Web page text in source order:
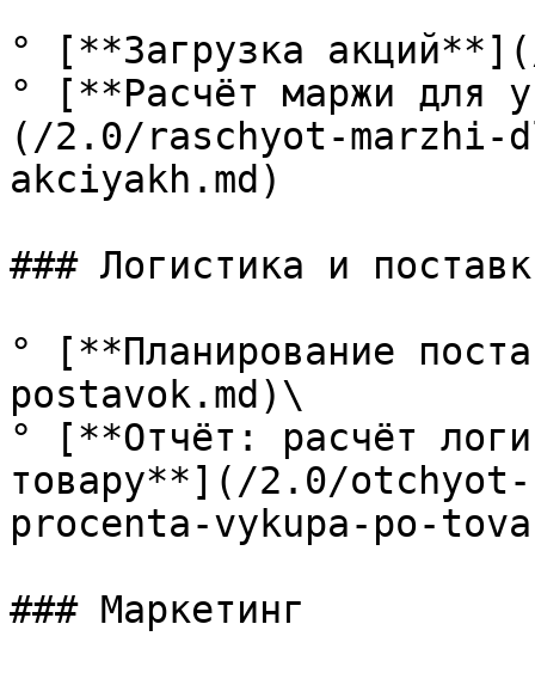
° [**Загрузка
° [**Расчёт маржи для
(/2.0/raschyot-marzhi-
akciyakh.md)
### Логистика и
° [**Планирование
postavok.md)\
° [**Отчёт: расчёт
товару**](/2.0/
procenta-vykupa-po-
### Маркетинг